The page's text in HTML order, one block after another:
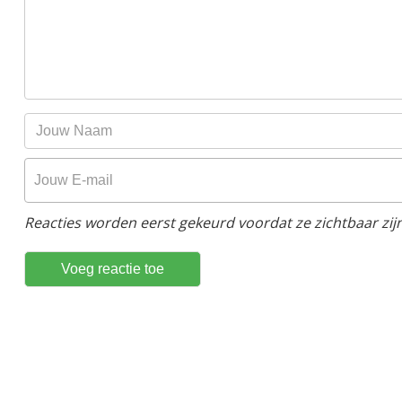
Reacties worden eerst gekeurd voordat ze zichtbaar